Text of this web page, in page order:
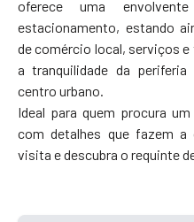
oferece uma
estacionamento, estando
de comércio local, serviços
a tranquilidade da
centro urbano.
Ideal para quem procura
com detalhes que fazem a
visita e descubra o requinte